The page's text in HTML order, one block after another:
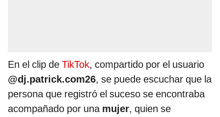
En el clip de TikTok, compartido por el usuario
@dj.patrick.com26, se puede escuchar que la
persona que registró el suceso se encontraba
acompañado por una mujer, quien se